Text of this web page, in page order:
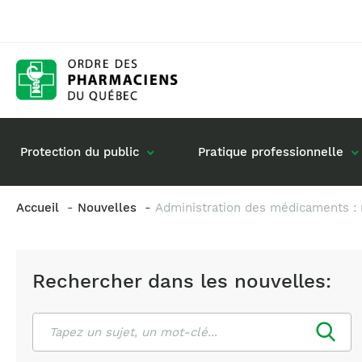
Protection du public
Vos questions :
Pratique professionnelle
Exercice en société
Commande de matériel
Accueil Nouvelles Administration des médicaments :
Rechercher dans les nouvelles: